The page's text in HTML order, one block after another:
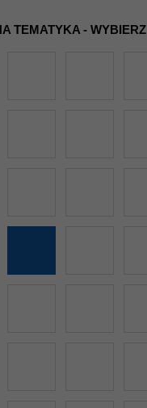
TEMATYKA - WYBIERZ